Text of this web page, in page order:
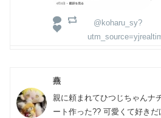
@koharu_sy?
燕
親に頼まれてひつじちゃんナ
ート作った?? 可愛くて好き